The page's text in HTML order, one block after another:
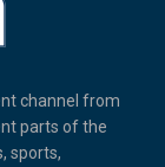
channel from
parts of the
sports,